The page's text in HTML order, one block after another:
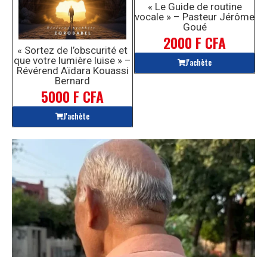
« Sortez de l’obscurité et
que votre lumière luise » –
Révérend Aïdara Kouassi
Bernard
5000 F CFA
J'achète
« Le Guide de routine
vocale » – Pasteur Jérôme
Goué
2000 F CFA
J'achète